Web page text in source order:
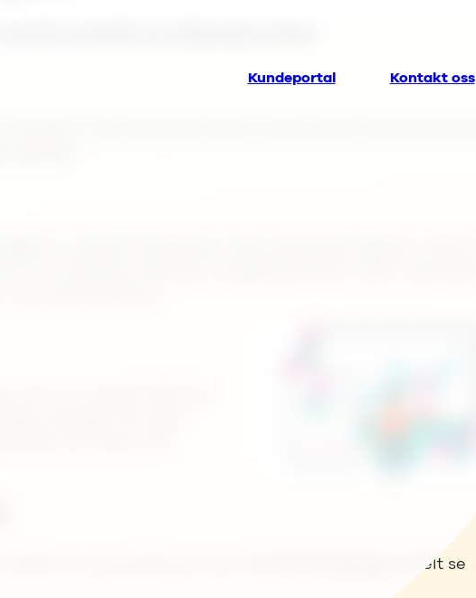
Kundeportal
Kontakt oss
visninger har vært
har krevd mer
inn og strukturert, kan Nordisk Boligbygg enkelt se